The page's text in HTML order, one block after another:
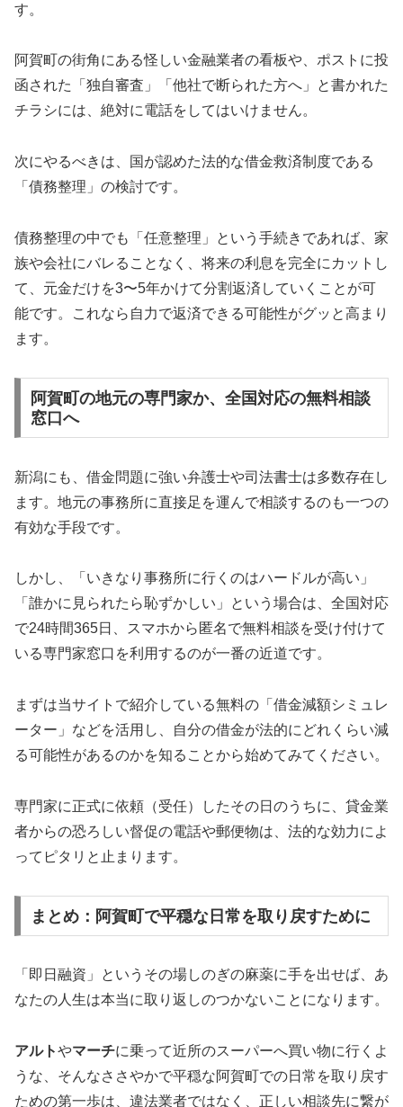
す。
阿賀町の街角にある怪しい金融業者の看板や、ポストに投
函された「独自審査」「他社で断られた方へ」と書かれた
チラシには、絶対に電話をしてはいけません。
次にやるべきは、国が認めた法的な借金救済制度である
「債務整理」の検討です。
債務整理の中でも「任意整理」という手続きであれば、家
族や会社にバレることなく、将来の利息を完全にカットし
て、元金だけを3〜5年かけて分割返済していくことが可
能です。これなら自力で返済できる可能性がグッと高まり
ます。
阿賀町の地元の専門家か、全国対応の無料相談
窓口へ
新潟にも、借金問題に強い弁護士や司法書士は多数存在し
ます。地元の事務所に直接足を運んで相談するのも一つの
有効な手段です。
しかし、「いきなり事務所に行くのはハードルが高い」
「誰かに見られたら恥ずかしい」という場合は、全国対応
で24時間365日、スマホから匿名で無料相談を受け付けて
いる専門家窓口を利用するのが一番の近道です。
まずは当サイトで紹介している無料の「借金減額シミュレ
ーター」などを活用し、自分の借金が法的にどれくらい減
る可能性があるのかを知ることから始めてみてください。
専門家に正式に依頼（受任）したその日のうちに、貸金業
者からの恐ろしい督促の電話や郵便物は、法的な効力によ
ってピタリと止まります。
まとめ：阿賀町で平穏な日常を取り戻すために
「即日融資」というその場しのぎの麻薬に手を出せば、あ
なたの人生は本当に取り返しのつかないことになります。
アルトやマーチに乗って近所のスーパーへ買い物に行くよ
うな、そんなささやかで平穏な阿賀町での日常を取り戻す
ための第一歩は、違法業者ではなく、正しい相談先に繋が